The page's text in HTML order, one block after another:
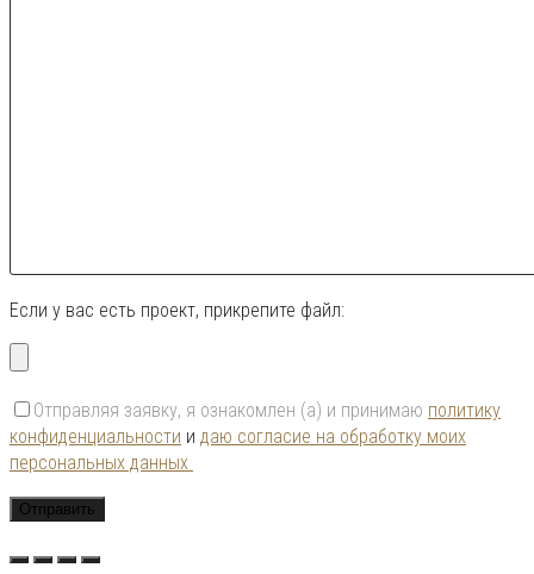
Если у вас есть проект, прикрепите файл:
Отправляя заявку, я ознакомлен (а) и принимаю политику
конфиденциальности и даю согласие на обработку моих
персональных данных